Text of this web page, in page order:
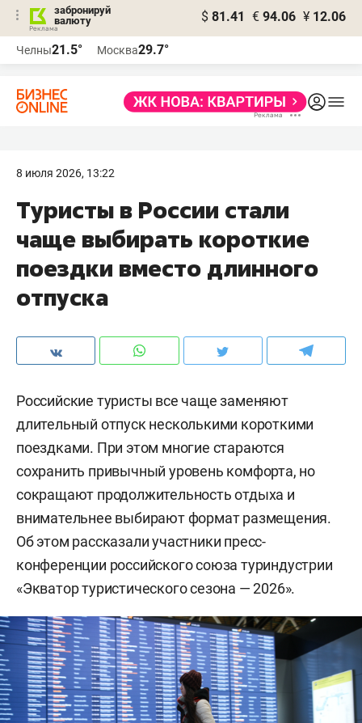
забронируй
валюту
$ 81.41 € 94.06 ¥ 12.06
Челны21.5° Москва29.7°
8 июля 2026, 13:22
Туристы в России стали
чаще выбирать короткие
поездки вместо длинного
отпуска
Российские туристы все чаще заменяют
длительный отпуск несколькими короткими
поездками. При этом многие стараются
сохранить привычный уровень комфорта, но
сокращают продолжительность отдыха и
внимательнее выбирают формат размещения.
Об этом рассказали участники пресс-
конференции российского союза туриндустрии
«Экватор туристического сезона — 2026».